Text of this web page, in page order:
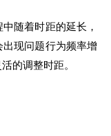
随着时距的延长，
现问题行为频率增
的调整时距。